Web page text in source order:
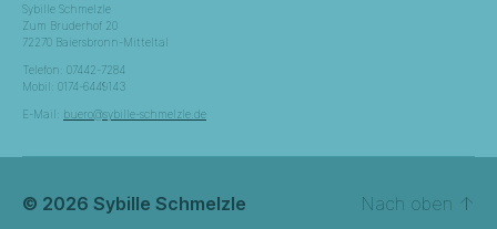
Sybille Schmelzle
Zum Bruderhof 20
72270 Baiersbronn-Mitteltal
Telefon: 07442-7284
Mobil: 0174-6449143
E-Mail: buero@sybille-schmelzle.de
© 2026 Sybille Schmelzle Nach oben ↑